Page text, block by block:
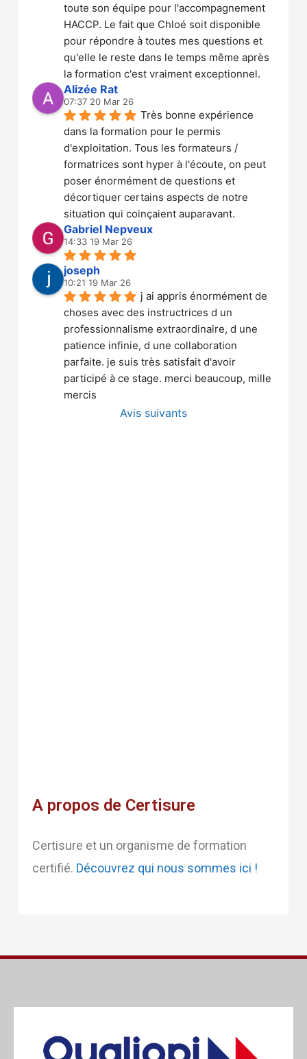
toute son équipe pour l'accompagnement
HACCP. Le fait que Chloé soit disponible
pour répondre à toutes mes questions et
qu'elle le reste dans le temps même après
la formation c'est vraiment exceptionnel.
Alizée Rat
07:37 20 Mar 26
Très bonne expérience
dans la formation pour le permis
d'exploitation. Tous les formateurs /
formatrices sont hyper à l'écoute, on peut
poser énormément de questions et
décortiquer certains aspects de notre
situation qui coinçaient auparavant.
Gabriel Nepveux
14:33 19 Mar 26
joseph
10:21 19 Mar 26
j ai appris énormément de
choses avec des instructrices d un
professionnalisme extraordinaire, d une
patience infinie, d une collaboration
parfaite. je suis très satisfait d'avoir
participé à ce stage. merci beaucoup, mille
mercis
Avis suivants
A propos de Certisure
Certisure et un organisme de formation
certifié. Découvrez qui nous sommes ici !